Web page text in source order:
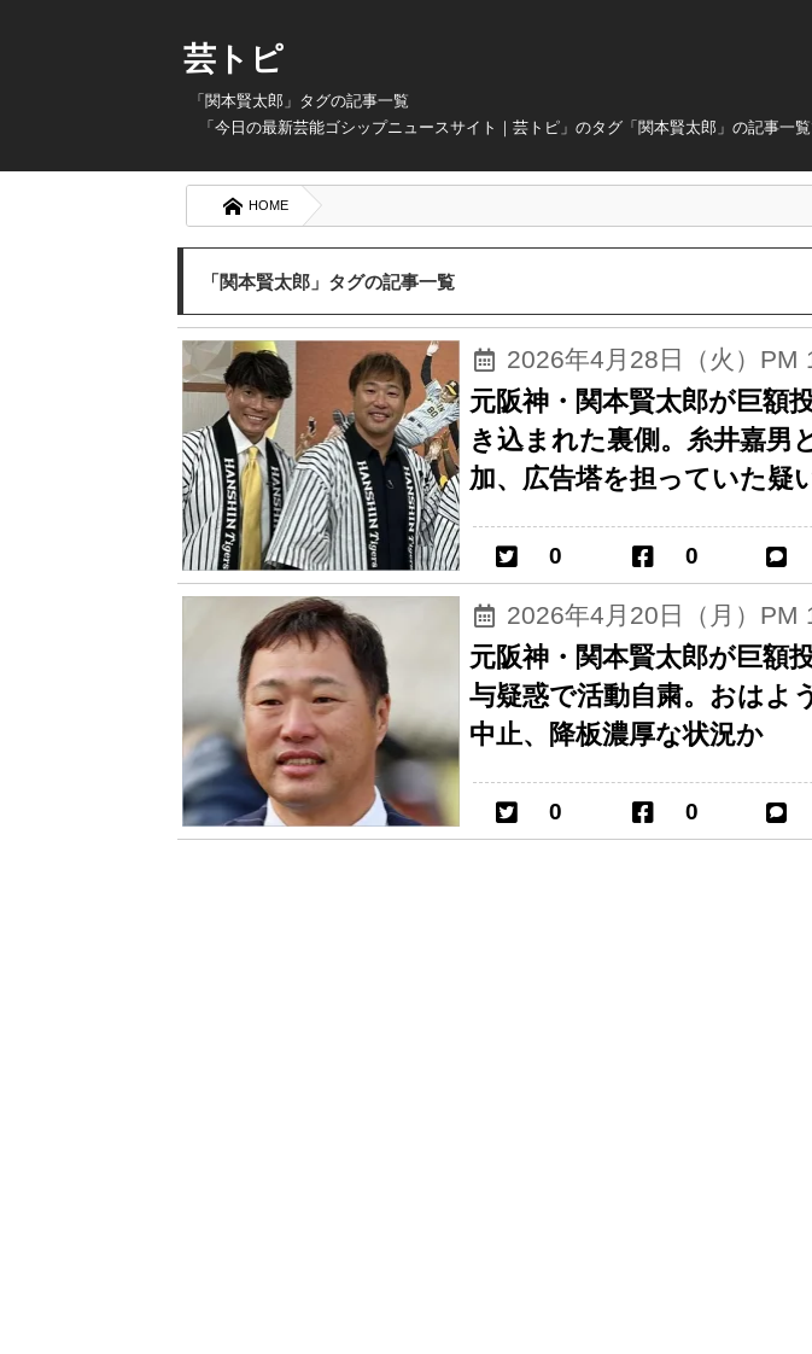
芸トピ
「関本賢太郎」タグの記事一覧
「今日の最新芸能ゴシップニュースサイト｜芸トピ」のタグ「関本賢太郎」の記事一
HOME
「関本賢太郎」タグの記事一覧
2026年4月28日（火）PM
元阪神・関本賢太郎が巨額
き込まれた裏側。糸井嘉男
加、広告塔を担っていた疑
0 0
2026年4月20日（月）PM
元阪神・関本賢太郎が巨額
与疑惑で活動自粛。おはよ
中止、降板濃厚な状況か
0 0